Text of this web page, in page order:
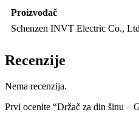
Proizvođač
Schenzen INVT Electric Co.,
Recenzije
Nema recenzija.
Prvi ocenite “Držač za din šinu –